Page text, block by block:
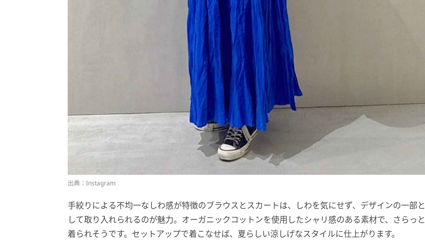
出典：Instagram
手絞りによる不均一なしわ感が特徴のブラウスとスカートは、しわを気にせず、デザインの一部と
して取り入れられるのが魅力。オーガニックコットンを使用したシャリ感のある素材で、さらっと
着られそうです。セットアップで着こなせば、夏らしい涼しげなスタイルに仕上がります。